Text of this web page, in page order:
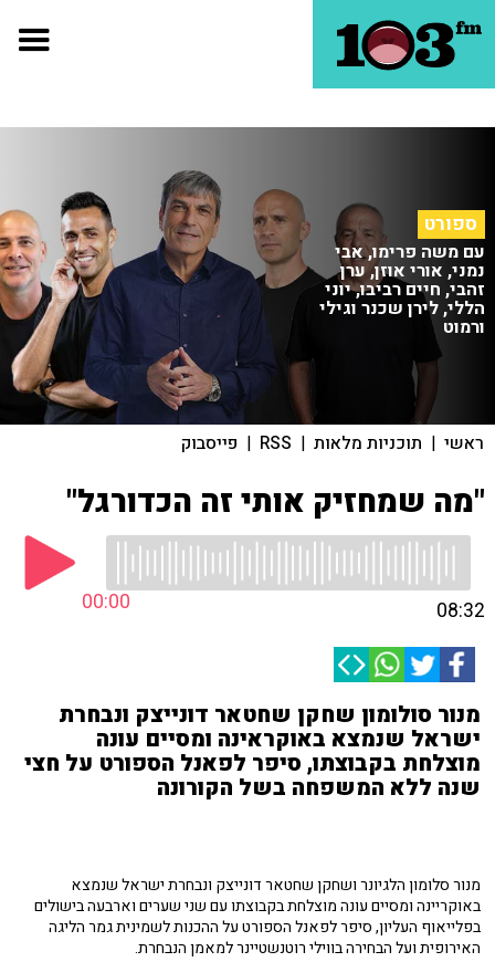
ספורט
עם משה פרימו, אבי
נמני, אורי אוזן, ערן
זהבי, חיים רביבו, יוני
הללי, לירן שכנר וגילי
ורמוט
ראשי | תוכניות מלאות |
RSS
| פייסבוק
"מה שמחזיק אותי זה הכדורגל"
00:00 08:32
מנור סולומון שחקן שחטאר דונייצק ונבחרת
ישראל שנמצא באוקראינה ומסיים עונה
מוצלחת בקבוצתו, סיפר לפאנל הספורט על חצי
שנה ללא המשפחה בשל הקורונה
מנור סלומון הלגיונר ושחקן שחטאר דונייצק ונבחרת ישראל שנמצא
באוקריינה ומסיים עונה מוצלחת בקבוצתו עם שני שערים וארבעה בישולים
בפלייאוף העליון, סיפר לפאנל הספורט על ההכנות לשמינית גמר הליגה
האירופית ועל הבחירה בווילי רוטנשטיינר למאמן הנבחרת.